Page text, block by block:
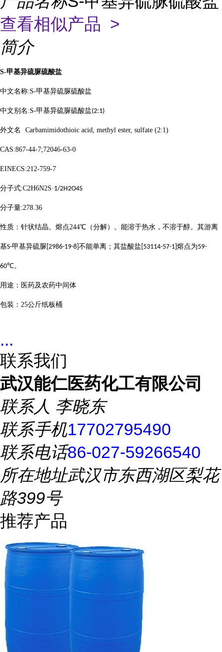
查看相似产品 >
简介
S-甲基异硫脲硫酸盐
中文名称:S-甲基异硫脲硫酸盐
中文别名 :S-甲基异硫脲硫酸盐(2:1)
外文名 Carbamimidothioic acid, methyl ester, sulfate (2:1)
CAS:867-44-7;72046-63-0
EINECS:212-759-7
分子式:C2H6N2S· 1/2H2O4S
分子量:278.36
性质：针状结晶。熔点244℃（分解）。能溶于热水，不溶于醇。其游离
基S-甲基异硫脲 [2986-19-8] 不能单离；其盐酸盐 [53114-57-1] 熔点为59-
60℃。
用途：医药及农药中间体
包装： 25公斤纸板桶
...
联系我们
武汉能仁医药化工有限公司
联系人 李晓东
联系手机17702795490
联系电话86-027-59266540
所在地址武汉市东西湖区梨花
路399号
推荐产品